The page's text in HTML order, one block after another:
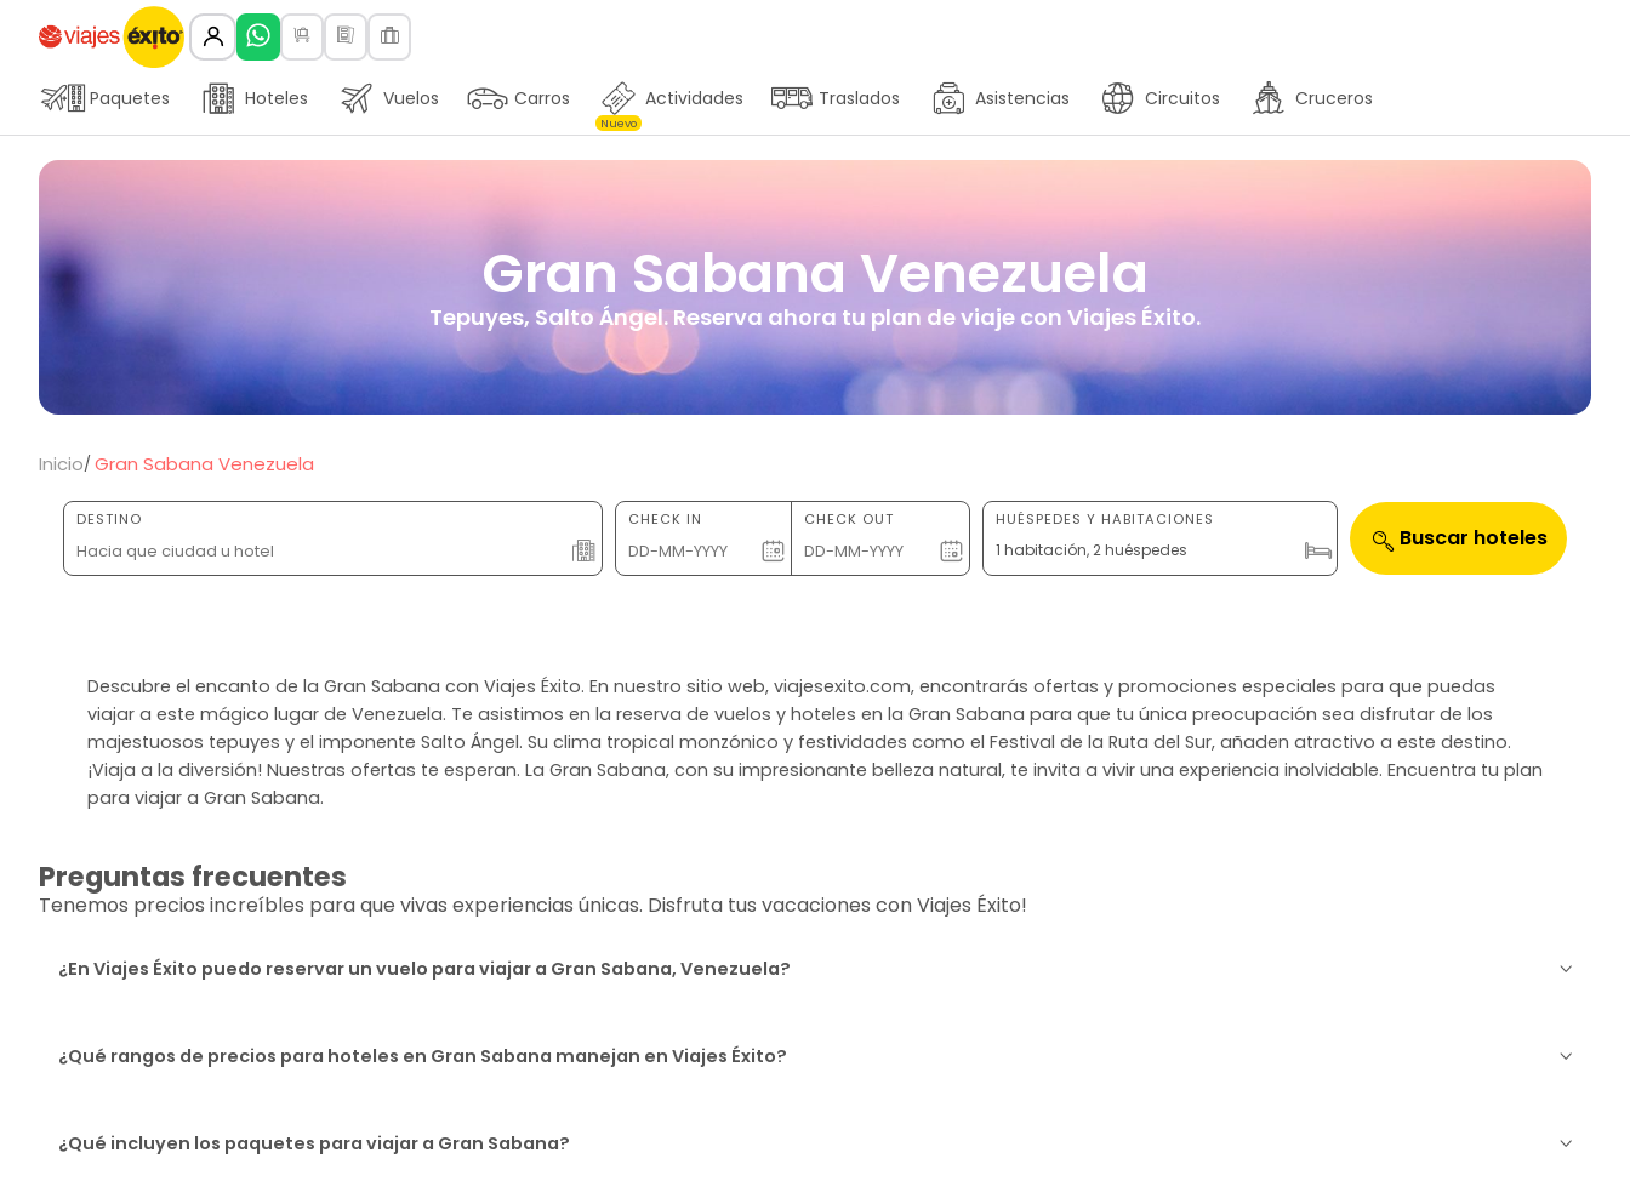
Paquetes Hoteles Vuelos Carros Actividades
Nuevo
Traslados Asistencias Circuitos Cruceros
Gran Sabana Venezuela
Tepuyes, Salto Ángel. Reserva ahora tu plan de viaje con Viajes Éxito.
Inicio Gran Sabana Venezuela
DESTINO CHECK IN CHECK OUT HUÉSPEDES Y HABITACIONES
1 habitación, 2 huéspedes Buscar hoteles
Descubre el encanto de la Gran Sabana con Viajes Éxito. En nuestro sitio web, viajesexito.com, encontrarás ofertas y promociones especiales para que puedas
viajar a este mágico lugar de Venezuela. Te asistimos en la reserva de vuelos y hoteles en la Gran Sabana para que tu única preocupación sea disfrutar de los
majestuosos tepuyes y el imponente Salto Ángel. Su clima tropical monzónico y festividades como el Festival de la Ruta del Sur, añaden atractivo a este destino.
¡Viaja a la diversión! Nuestras ofertas te esperan. La Gran Sabana, con su impresionante belleza natural, te invita a vivir una experiencia inolvidable. Encuentra tu plan
para viajar a Gran Sabana.
Preguntas frecuentes
Tenemos precios increíbles para que vivas experiencias únicas. Disfruta tus vacaciones con Viajes Éxito!
¿En Viajes Éxito puedo reservar un vuelo para viajar a Gran Sabana, Venezuela?
¿Qué rangos de precios para hoteles en Gran Sabana manejan en Viajes Éxito?
¿Qué incluyen los paquetes para viajar a Gran Sabana?